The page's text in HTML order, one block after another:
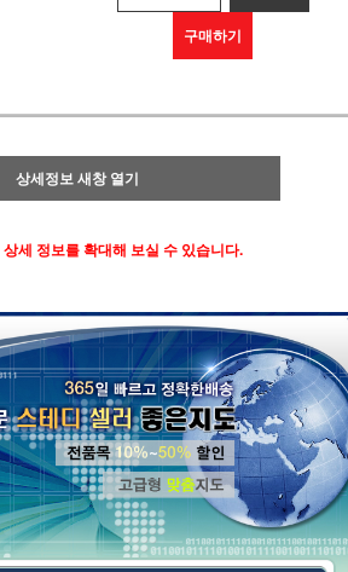
구매하기
상세정보 새창 열기
상세 정보를 확대해 보실 수 있습니다.